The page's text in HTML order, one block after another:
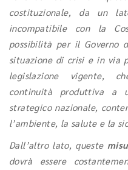
costituzionale, da un
incompatibile con la
possibilità per il Governo
situazione di crisi e in via
legislazione vigente,
continuità produttiva a
strategico nazionale,
l’ambiente, la salute e la
Dall’altro lato, queste
dovrà essere